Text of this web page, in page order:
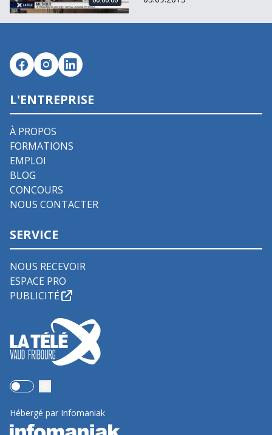
L'ENTREPRISE
À PROPOS
FORMATIONS
EMPLOI
BLOG
CONCOURS
NOUS CONTACTER
SERVICE
NOUS RECEVOIR
ESPACE PRO
PUBLICITÉ
Use setting
Hébergé par Infomaniak